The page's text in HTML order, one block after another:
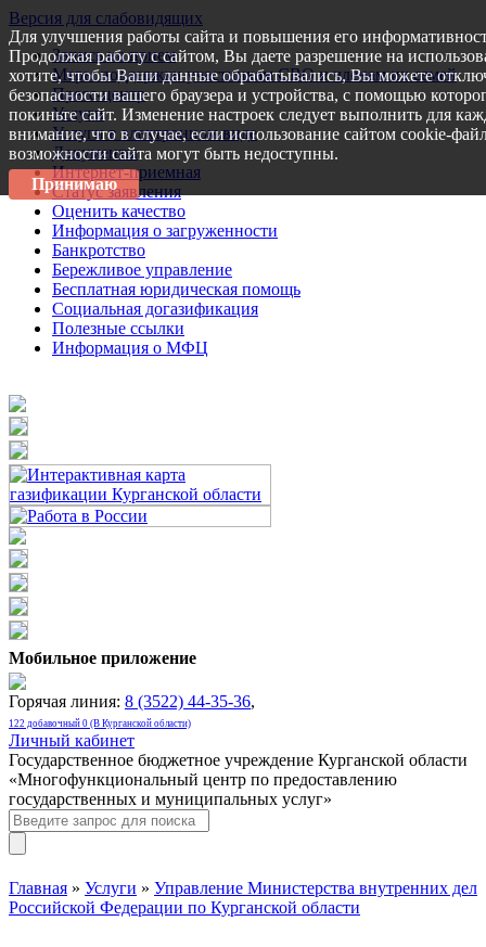
Версия для слабовидящих
Запись на прием
Меры поддержки участникам СВО и членам их семей
Пресс-центр
Услуги
Услуги в электронном виде
Документы
Интернет-приемная
Статус заявления
Оценить качество
Информация о загруженности
Банкротство
Бережливое управление
Бесплатная юридическая помощь
Социальная догазификация
Полезные ссылки
Информация о МФЦ
Мобильное приложение
Горячая линия: 8 (3522) 44-35-36,
122 добавочный 0 (В Курганской области)
Личный кабинет
Государственное бюджетное учреждение Курганской области
«Многофункциональный центр по предоставлению
государственных и муниципальных услуг»
Главная » Услуги » Управление Министерства внутренних дел
Российской Федерации по Курганской области
Для улучшения работы сайта и повышения его
Продолжая работу с сайтом, Вы даете разрешение на
хотите, чтобы Ваши данные обрабатывались, Вы можете
безопасности вашего браузера и устройства, с помощью
покиньте сайт. Изменение настроек следует выполнить для
внимание, что в случае, если использование сайтом cookie-
возможности сайта могут быть недоступны.
Принимаю